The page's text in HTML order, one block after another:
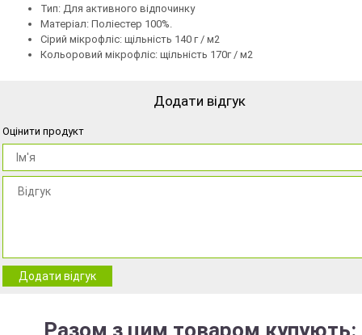
Тип: Для активного відпочинку
Матеріал: Поліестер 100%.
Сірий мікрофліс: щільність 140 г / м2
Кольоровий мікрофліс: щільність 170г / м2
Додати відгук
Оцінити продукт
Додати відгук
Разом з цим товаром купують: